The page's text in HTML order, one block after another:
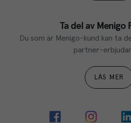
Ta del av Menigo
Du som är Menigo-kund kan ta
partner-
LÄS MER